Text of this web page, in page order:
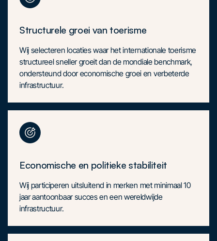
Structurele groei van toerisme
Wij selecteren locaties waar het internationale toerisme
structureel sneller groeit dan de mondiale benchmark,
ondersteund door economische groei en verbeterde
infrastructuur.
Economische en politieke stabiliteit
Wij participeren uitsluitend in merken met minimaal 10
jaar aantoonbaar succes en een wereldwijde
infrastructuur.